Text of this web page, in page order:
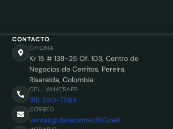
CONTACTO
OFICINA
Kr 15 # 138-25 Of. 103, Centro de
Negocios de Cerritos, Pereira,
Risaralda, Colombia
CEL · WHATSAPP
315 550-7584
CORREO
ventas@datacenter360.net